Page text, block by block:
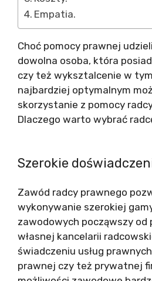
Empatia.
Choć pomocy prawnej
dowolna osoba, która
czy też wyksztalcenie w
najbardziej optymalnym
skorzystanie z pomocy
Dlaczego warto wybrać
Szerokie
Zawód radcy prawnego
wykonywanie szerokiej
zawodowych począwszy od
własnej kancelarii
świadczeniu usług
prawnej czy też prywatnej